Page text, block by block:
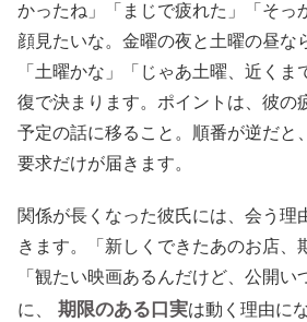
かったね」「まじで疲れた」「そ
顔見たいな。金曜の夜と土曜の昼な
「土曜かな」「じゃあ土曜、近くま
復で決まります。ポイントは、彼の
予定の話に移ること。順番が逆だと
要求だけが届きます。
関係が長くなった彼氏には、会う理
きます。「新しくできたあのお店、
「観たい映画あるんだけど、公開い
に、
期限のある口実は動く理由に